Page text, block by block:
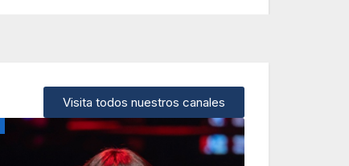
Visita todos nuestros canales